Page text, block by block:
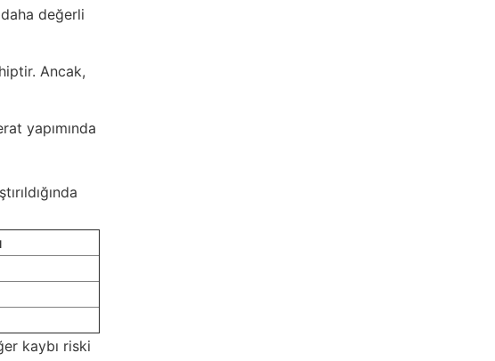
değerli
Ancak,
yapımında
kaybı riski